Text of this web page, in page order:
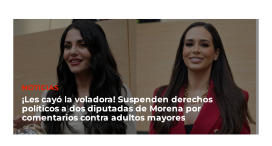
NOTICIAS
¡Les cayó la voladora! Suspenden derechos
políticos a dos diputadas de Morena por
comentarios contra adultos mayores